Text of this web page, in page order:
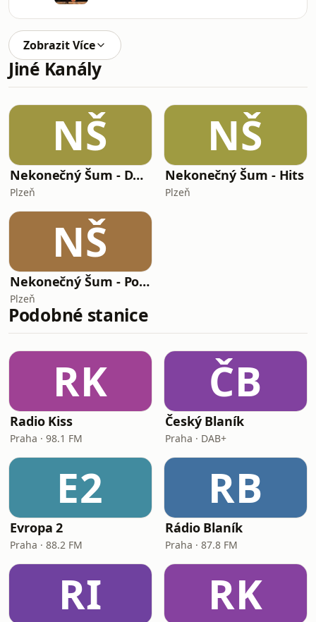
Zobrazit Více
Jiné Kanály
NŠ
Nekonečný Šum - Dance Hits
Plzeň
NŠ
Nekonečný Šum - Hits
Plzeň
NŠ
Nekonečný Šum - Pop Hits
Plzeň
Podobné stanice
RK
Radio Kiss
Praha · 98.1 FM
ČB
Český Blaník
Praha · DAB+
E2
Evropa 2
Praha · 88.2 FM
RB
Rádio Blaník
Praha · 87.8 FM
RI RK